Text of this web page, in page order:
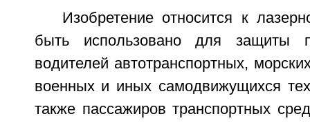
Изобретение относится к
быть использовано для защиты
водителей автотранспортных,
военных и иных самодвижущихся
также пассажиров транспортных